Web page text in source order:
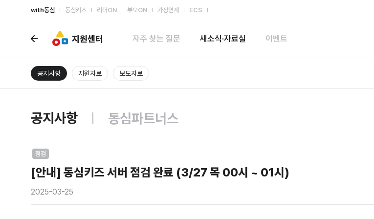
with동심 동심키즈 리더ON 부모ON 가정연계 ECS
지원센터 자주 찾는 질문 새소식·자료실 이벤트
공지사항 지원자료 보도자료
공지사항 동심파트너스
점검
[안내] 동심키즈 서버 점검 완료 (3/27 목 00시 ~ 01시)
2025-03-25